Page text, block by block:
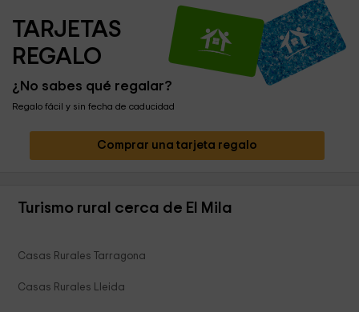
TARJETAS
REGALO
¿No sabes qué regalar?
Regalo fácil y sin fecha de caducidad
Comprar una tarjeta regalo
Turismo rural cerca de El Mila
Casas Rurales Tarragona
Casas Rurales Lleida